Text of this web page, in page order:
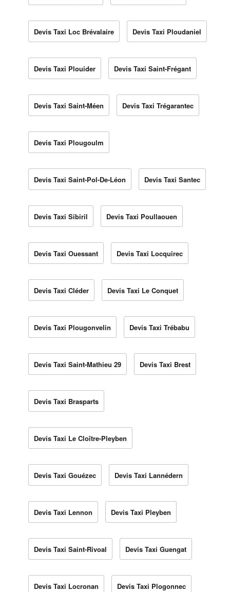
Devis Taxi Loc Brévalaire Devis Taxi Ploudaniel
Devis Taxi Plouider Devis Taxi Saint-Frégant
Devis Taxi Saint-Méen Devis Taxi Trégarantec
Devis Taxi Plougoulm
Devis Taxi Saint-Pol-De-Léon Devis Taxi Santec
Devis Taxi Sibiril Devis Taxi Poullaouen
Devis Taxi Ouessant Devis Taxi Locquirec
Devis Taxi Cléder Devis Taxi Le Conquet
Devis Taxi Plougonvelin Devis Taxi Trébabu
Devis Taxi Saint-Mathieu 29 Devis Taxi Brest
Devis Taxi Brasparts
Devis Taxi Le Cloître-Pleyben
Devis Taxi Gouézec Devis Taxi Lannédern
Devis Taxi Lennon Devis Taxi Pleyben
Devis Taxi Saint-Rivoal Devis Taxi Guengat
Devis Taxi Locronan Devis Taxi Plogonnec